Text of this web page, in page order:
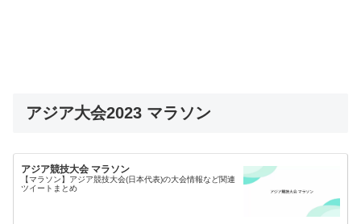
アジア大会2023 マラソン
アジア競技大会 マラソン
【マラソン】アジア競技大会(日本代表)の大会情報など関連
ツイートまとめ